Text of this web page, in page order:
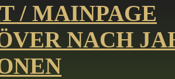
/ MAINPAGE
NACH